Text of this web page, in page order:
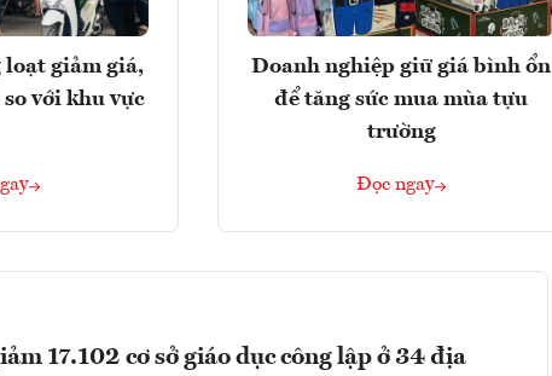
loạt giảm giá,
với khu vực
Doanh nghiệp giữ giá bình ổn
để tăng sức mua mùa tựu
trường
Đọc ngay
17.102 cơ sở giáo dục công lập ở 34 địa